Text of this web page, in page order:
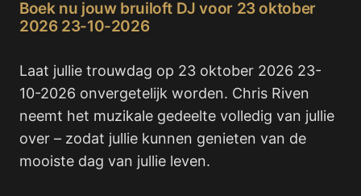
Boek nu jouw bruiloft DJ voor 23 oktober
2026 23-10-2026
Laat jullie trouwdag op 23 oktober 2026 23-
10-2026 onvergetelijk worden. Chris Riven
neemt het muzikale gedeelte volledig van jullie
over – zodat jullie kunnen genieten van de
mooiste dag van jullie leven.